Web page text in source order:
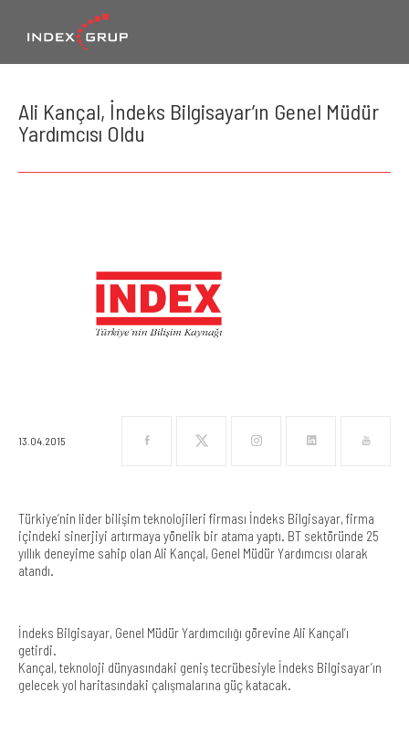
Ali Kançal, İndeks Bilgisayar’ın Genel Müdür
Yardımcısı Oldu
13.04.2015
Türkiye’nin lider bilişim teknolojileri firması İndeks Bilgisayar, firma
içindeki sinerjiyi artırmaya yönelik bir atama yaptı. BT sektöründe 25
yıllık deneyime sahip olan Ali Kançal, Genel Müdür Yardımcısı olarak
atandı.
İndeks Bilgisayar, Genel Müdür Yardımcılığı görevine Ali Kançal’ı
getirdi.
Kançal, teknoloji dünyasındaki geniş tecrübesiyle İndeks Bilgisayar’ın
gelecek yol haritasındaki çalışmalarına güç katacak.